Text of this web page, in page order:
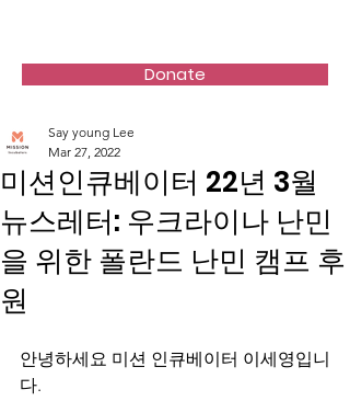
Donate
미션인큐베이터 22년 3월
뉴스레터: 우크라이나 난민
을 위한 폴란드 난민 캠프 후
원
Say young Lee
Mar 27, 2022
안녕하세요 미션 인큐베이터 이세영입니
다.